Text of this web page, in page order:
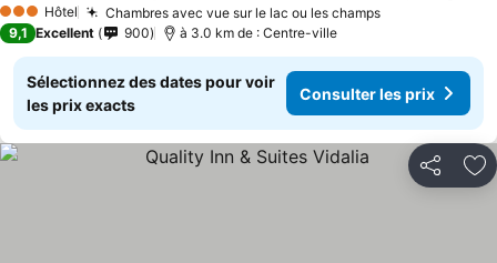
3 ÉtoilesHôtel Chambres avec vue sur le lac ou les champs
9,1 Excellent 900 à 3.0 km de : Centre-ville
Sélectionnez des dates pour voir
les prix exacts
Consulter les prix
Partager